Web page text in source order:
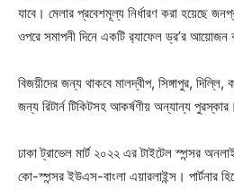
যাবে। মেলার প্রবেশমূল্য নির্ধারণ করা হয়েছে
ওপরে সমাপনী দিনে একটি র‌্যাফেল ড্র’র আয়োজন
বিজয়ীদের জন্য থাকবে মালদ্বীপ, সিঙ্গাপুর,
জন্য রিটার্ন টিকিটসহ আকর্ষণীয় অন্যান্য পুরস্কার।
ঢাকা ট্রাভেল মার্ট ২০২২ এর টাইটেল স্পন্সর
কো-স্পন্সর ইউএস-বাংলা এয়ারলাইন্স। পার্টনার